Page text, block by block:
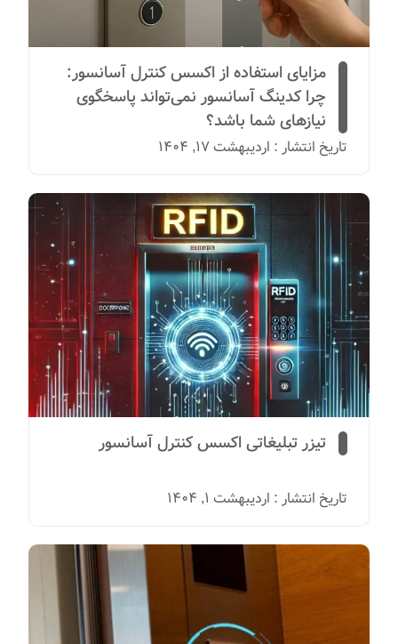
مزایای استفاده از اکسس کنترل آسانسور:
چرا کدینگ آسانسور نمی‌تواند پاسخگوی
نیازهای شما باشد؟
تاریخ انتشار : اردیبهشت 17, 1404
تیزر تبلیغاتی اکسس کنترل آسانسور
تاریخ انتشار : اردیبهشت 1, 1404